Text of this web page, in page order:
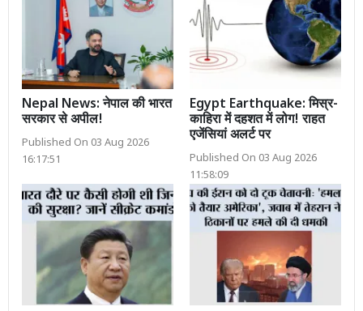
Nepal News: नेपाल की भारत
सरकार से अपील!
Published On 03 Aug 2026
16:17:51
Egypt Earthquake: मिस्र-
काहिरा में दहशत में लोग! राहत
एजेंसियां अलर्ट पर
Published On 03 Aug 2026
11:58:09